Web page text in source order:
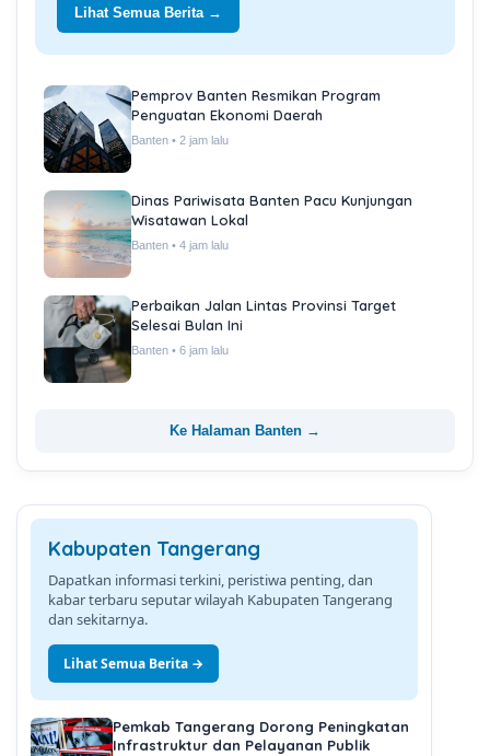
Lihat Semua Berita →
Pemprov Banten Resmikan Program
Penguatan Ekonomi Daerah
Banten • 2 jam lalu
Dinas Pariwisata Banten Pacu Kunjungan
Wisatawan Lokal
Banten • 4 jam lalu
Perbaikan Jalan Lintas Provinsi Target
Selesai Bulan Ini
Banten • 6 jam lalu
Ke Halaman Banten →
Kabupaten Tangerang
Dapatkan informasi terkini, peristiwa penting, dan
kabar terbaru seputar wilayah Kabupaten Tangerang
dan sekitarnya.
Lihat Semua Berita →
Pemkab Tangerang Dorong Peningkatan
Infrastruktur dan Pelayanan Publik